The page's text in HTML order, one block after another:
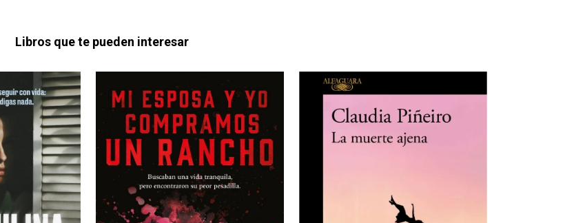
Libros que te pueden interesar